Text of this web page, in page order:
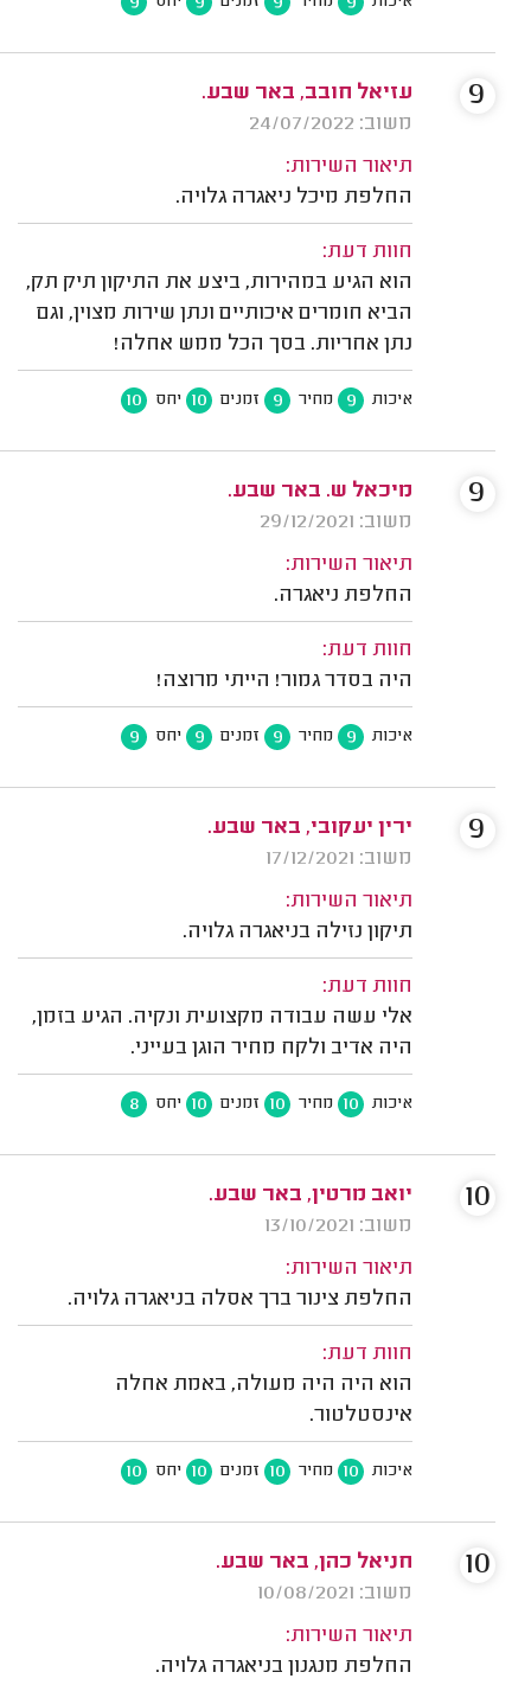
עזיאל חובב, באר שבע.
משוב: 24/07/2022
תיאור השירות:
החלפת מיכל ניאגרה גלויה.
חוות דעת:
הוא הגיע במהירות, ביצע את התיקון תיק תק,
הביא חומרים איכותיים ונתן שירות מצוין, וגם
נתן אחריות. בסך הכל ממש אחלה!
איכות 9 מחיר 9 זמנים 10 יחס 10
9
מיכאל ש. באר שבע.
משוב: 29/12/2021
תיאור השירות:
החלפת ניאגרה.
חוות דעת:
היה בסדר גמור! הייתי מרוצה!
איכות 9 מחיר 9 זמנים 9 יחס 9
9
ירין יעקובי, באר שבע.
משוב: 17/12/2021
תיאור השירות:
תיקון נזילה בניאגרה גלויה.
חוות דעת:
אלי עשה עבודה מקצועית ונקיה. הגיע בזמן,
היה אדיב ולקח מחיר הוגן בעייני.
איכות 10 מחיר 10 זמנים 10 יחס 8
9
יואב מרטין, באר שבע.
משוב: 13/10/2021
תיאור השירות:
החלפת צינור ברך אסלה בניאגרה גלויה.
חוות דעת:
הוא היה היה מעולה, באמת אחלה
אינסטלטור.
איכות 10 מחיר 10 זמנים 10 יחס 10
10
חניאל כהן, באר שבע.
משוב: 10/08/2021
תיאור השירות:
החלפת מנגנון בניאגרה גלויה.
10